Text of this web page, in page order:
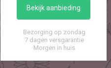
Bekijk aanbieding
Bezorging op zondag
7 dagen versgarantie
Morgen in huis